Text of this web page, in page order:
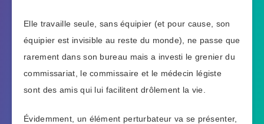
Elle travaille seule, sans équipier (et pour cause, son
équipier est invisible au reste du monde), ne passe que
rarement dans son bureau mais a investi le grenier du
commissariat, le commissaire et le médecin légiste
sont des amis qui lui facilitent drôlement la vie.
Évidemment, un élément perturbateur va se présenter,